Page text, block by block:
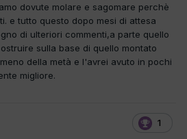
dovute molare e sagomare perchè
e tutto questo dopo mesi di attesa
di ulteriori commenti,a parte quello
sulla base di quello montato
della metà e l'avrei avuto in pochi
migliore.
1